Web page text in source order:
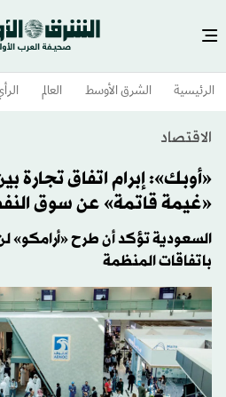
الرئيسية الشرق الأوسط​ العالم
الاقتصاد
«أوبك»: إبرام اتفاق تجارة
«غيمة قاتمة» عن سوق
السعودية تؤكد أن طرح «أرامكو» لن
باتفاقات المنظمة